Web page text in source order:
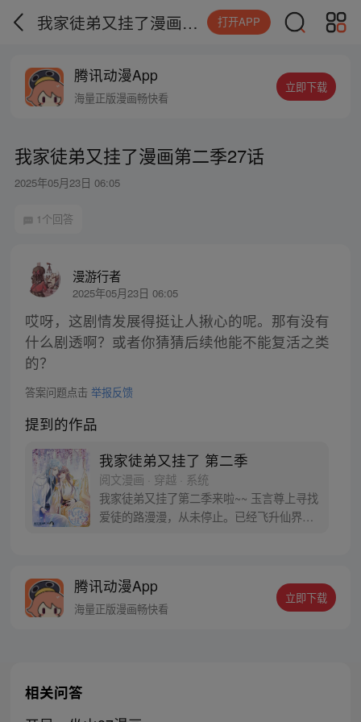
我家徒弟又挂了漫画第二季27话 打开APP
腾讯动漫App
海量正版漫画畅快看
立即下载
我家徒弟又挂了漫画第二季27话
2025年05月23日 06:05
1个回答
漫游行者
2025年05月23日 06:05
哎呀，这剧情发展得挺让人揪心的呢。那有没有
什么剧透啊？或者你猜猜后续他能不能复活之类
的？
答案问题点击 举报反馈
提到的作品
我家徒弟又挂了 第二季
阅文漫画 · 穿越 · 系统
我家徒弟又挂了第二季来啦~~ 玉言尊上寻找
爱徒的路漫漫，从未停止。已经飞升仙界底
腾讯动漫App
海量正版漫画畅快看
立即下载
相关问答